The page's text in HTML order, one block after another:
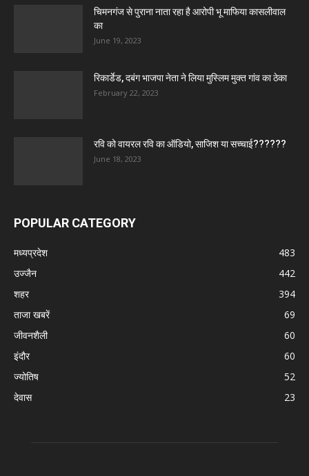
चिमनगंज से पुराना नाता रहा है आरोपी भू माफिया कासलीवाल
का
June 19, 2023
रिकार्डेड, दबंग भाजपा नेता ने लिया मुस्लिम मुक्त गांव का ठेका
February 22, 2023
रवि को वायरल रवि का ऑडियो, साजिश या सच्चाई??????
June 18, 2023
POPULAR CATEGORY
मध्‍यप्रदेश
483
उज्जैन
442
शहर
394
ताजा खबरें
69
जीवनशैली
60
इंदौर
60
ज्योतिष
52
देवास
23